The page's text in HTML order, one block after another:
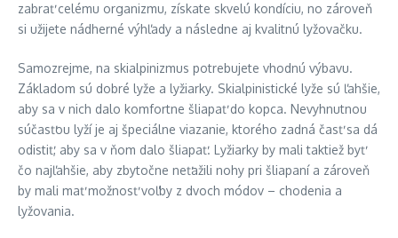
zabrať celému organizmu, získate skvelú kondíciu, no zároveň
si užijete nádherné výhľady a následne aj kvalitnú lyžovačku.
Samozrejme, na skialpinizmus potrebujete vhodnú výbavu.
Základom sú dobré lyže a lyžiarky. Skialpinistické lyže sú ľahšie,
aby sa v nich dalo komfortne šliapať do kopca. Nevyhnutnou
súčasťou lyží je aj špeciálne viazanie, ktorého zadná časť sa dá
odistiť, aby sa v ňom dalo šliapať. Lyžiarky by mali taktiež byť
čo najľahšie, aby zbytočne neťažili nohy pri šliapaní a zároveň
by mali mať možnosť voľby z dvoch módov – chodenia a
lyžovania.